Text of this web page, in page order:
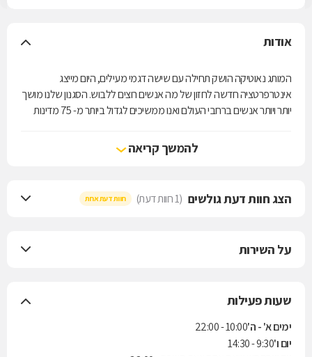
אודות
המותג נאוטיקה הושק תחילה עם שישה דגמי מעילים, היום מייצג
אינטרפרטציה חדשה לחזון של מה אנשים רוצים ללבוש. הסגנון שלנו מושך
יותר ויותר אנשים ברחבי העולם ואנו ממשיכים לגדול ביותר מ- 75 מדינות
להמשך קריאה
הצג חוות דעת גולשים (1 חוות דעת) חוות דעת אחת
על השירות
שעות פעילות
ימים א' - ה'10:00 - 22:00
יום ו'9:30 - 14:30